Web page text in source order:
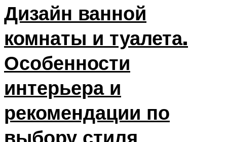
Дизайн ванной
комнаты и туалета.
Особенности
интерьера и
рекомендации по